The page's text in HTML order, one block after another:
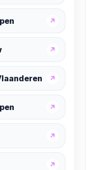
↗
↗
↗
↗
↗
↗